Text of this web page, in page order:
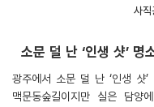
사직
소문 덜 난 ‘인생 샷’ 명
광주에서 소문 덜 난 ‘인생 샷
맥문동숲길이지만 실은 담양